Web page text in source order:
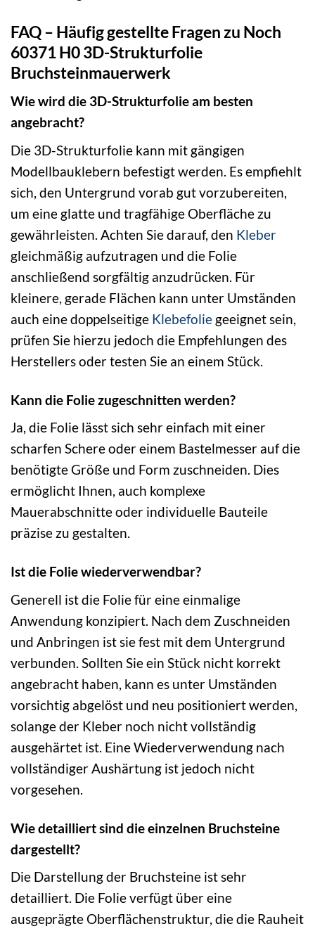
FAQ – Häufig gestellte Fragen zu Noch
60371 H0 3D-Strukturfolie
Bruchsteinmauerwerk
Wie wird die 3D-Strukturfolie am besten
angebracht?
Die 3D-Strukturfolie kann mit gängigen
Modellbauklebern befestigt werden. Es empfiehlt
sich, den Untergrund vorab gut vorzubereiten,
um eine glatte und tragfähige Oberfläche zu
gewährleisten. Achten Sie darauf, den Kleber
gleichmäßig aufzutragen und die Folie
anschließend sorgfältig anzudrücken. Für
kleinere, gerade Flächen kann unter Umständen
auch eine doppelseitige Klebefolie geeignet sein,
prüfen Sie hierzu jedoch die Empfehlungen des
Herstellers oder testen Sie an einem Stück.
Kann die Folie zugeschnitten werden?
Ja, die Folie lässt sich sehr einfach mit einer
scharfen Schere oder einem Bastelmesser auf die
benötigte Größe und Form zuschneiden. Dies
ermöglicht Ihnen, auch komplexe
Mauerabschnitte oder individuelle Bauteile
präzise zu gestalten.
Ist die Folie wiederverwendbar?
Generell ist die Folie für eine einmalige
Anwendung konzipiert. Nach dem Zuschneiden
und Anbringen ist sie fest mit dem Untergrund
verbunden. Sollten Sie ein Stück nicht korrekt
angebracht haben, kann es unter Umständen
vorsichtig abgelöst und neu positioniert werden,
solange der Kleber noch nicht vollständig
ausgehärtet ist. Eine Wiederverwendung nach
vollständiger Aushärtung ist jedoch nicht
vorgesehen.
Wie detailliert sind die einzelnen Bruchsteine
dargestellt?
Die Darstellung der Bruchsteine ist sehr
detailliert. Die Folie verfügt über eine
ausgeprägte Oberflächenstruktur, die die Rauheit